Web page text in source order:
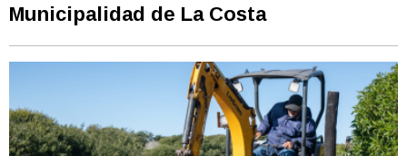
Municipalidad de La Costa